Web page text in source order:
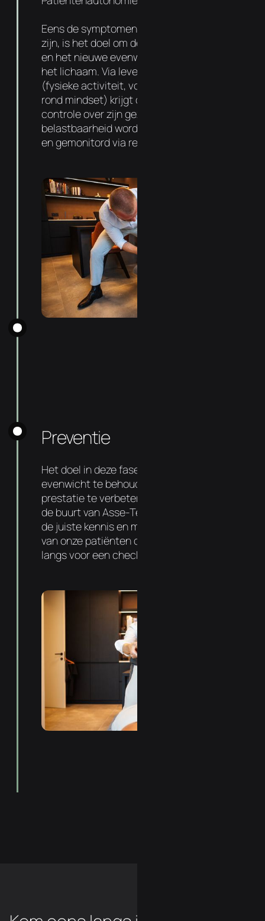
Eens de symptomen en oorzaak aangepakt
zijn, is het doel om de basis sterker te maken
en het nieuwe evenwicht te verankeren in
het lichaam. Via levensstijl aanpassingen
(fysieke activiteit, voedingsadvies entips
rond mindset) krijgt de patiënt meer
controle over zijn gezondheid. De
belastbaarheid wordt progressief verhoogd
en gemonitord via regelmatige follow-ups.
Preventie
Het doel in deze fase is om dit nieuwe
evenwicht te behouden, gezondheid en
prestatie te verbeteren. Uw chiropractor in
de buurt van Asse-Ter-Heide heeft hiervoor
de juiste kennis en middelen. Zo komt 72%
van onze patiënten op regelmatige basis
langs voor een check-up.